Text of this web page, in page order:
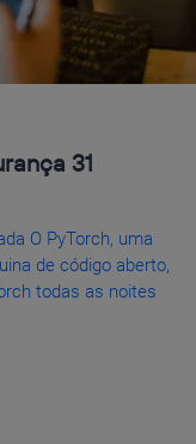
31
O PyTorch, uma
de código aberto,
todas as noites